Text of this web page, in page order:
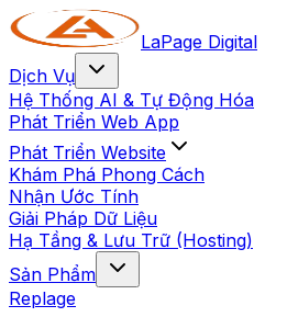
LaPage Digital
Dịch Vụ
Hệ Thống AI & Tự Động Hóa
Phát Triển Web App
Phát Triển Website
Khám Phá Phong Cách
Nhận Ước Tính
Giải Pháp Dữ Liệu
Hạ Tầng & Lưu Trữ (Hosting)
Sản Phẩm
Replage